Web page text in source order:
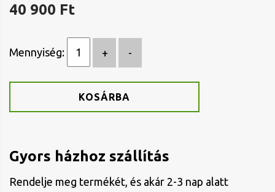
40 900 Ft
Mennyiség:
KOSÁRBA
Gyors házhoz szállítás
Rendelje meg termékét, és akár 2-3 nap alatt